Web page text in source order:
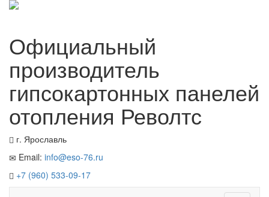
Официальный
производитель
гипсокартонных панелей
отопления Револтс
г. Ярославль
Email: info@eso-76.ru
+7 (960) 533-09-17